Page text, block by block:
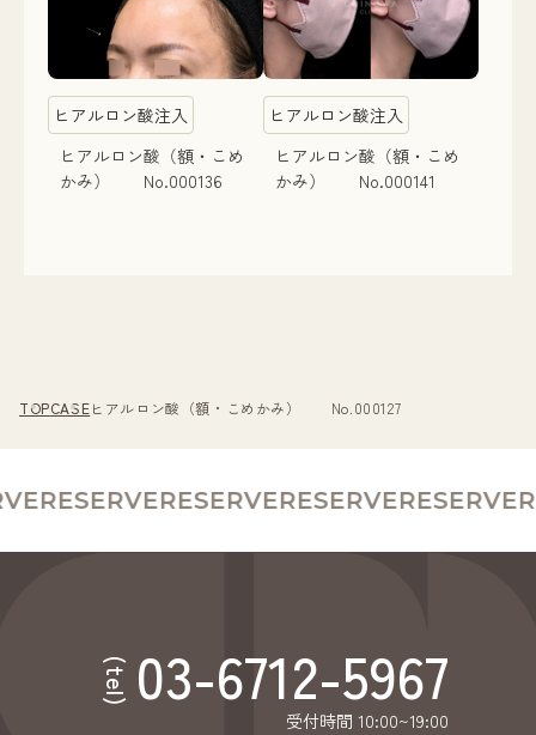
ヒアルロン酸注入
ヒアルロン酸（額・こめ
かみ） No.000136
ヒアルロン酸注入
ヒアルロン酸（額・こめ
かみ） No.000141
TOPCASEヒアルロン酸（額・こめかみ） No.000127
RESERVERESERVERESERVERESERVE
(tel) 03-6712-5967
受付時間 10:00~19:00